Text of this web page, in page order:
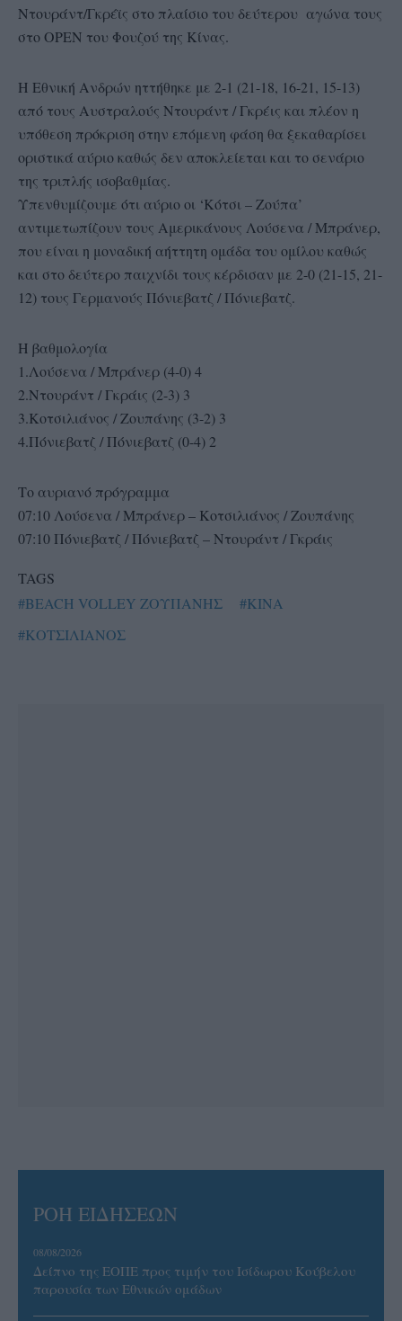
Ντουράντ/Γκρέϊς στο πλαίσιο του δεύτερου αγώνα τους
στο OPEN του Φουζού της Κίνας.
Η Εθνική Ανδρών ηττήθηκε με 2-1 (21-18, 16-21, 15-13)
από τους Αυστραλούς Ντουράντ / Γκρέις και πλέον η
υπόθεση πρόκριση στην επόμενη φάση θα ξεκαθαρίσει
οριστικά αύριο καθώς δεν αποκλείεται και το σενάριο
της τριπλής ισοβαθμίας.
Υπενθυμίζουμε ότι αύριο οι ‘Κότσι – Ζούπα’
αντιμετωπίζουν τους Αμερικάνους Λούσενα / Μπράνερ,
που είναι η μοναδική αήττητη ομάδα του ομίλου καθώς
και στο δεύτερο παιχνίδι τους κέρδισαν με 2-0 (21-15, 21-
12) τους Γερμανούς Πόνιεβατζ / Πόνιεβατζ.
Η βαθμολογία
1.Λούσενα / Μπράνερ (4-0) 4
2.Ντουράντ / Γκράις (2-3) 3
3.Κοτσιλιάνος / Ζουπάνης (3-2) 3
4.Πόνιεβατζ / Πόνιεβατζ (0-4) 2
Το αυριανό πρόγραμμα
07:10 Λούσενα / Μπράνερ – Κοτσιλιάνος / Ζουπάνης
07:10 Πόνιεβατζ / Πόνιεβατζ – Ντουράντ / Γκράις
TAGS
#BEACH VOLLEY ΖΟΥΠΑΝΗΣ
#ΚΙΝΑ
#ΚΟΤΣΙΛΙΑΝΟΣ
ΡΟΗ ΕΙΔΗΣΕΩΝ
08/08/2026
Δείπνο της ΕΟΠΕ προς τιμήν του Ισίδωρου Κούβελου
παρουσία των Εθνικών ομάδων